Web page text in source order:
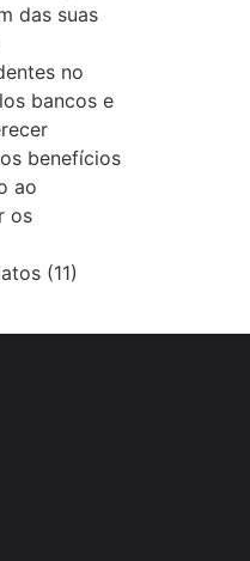
das suas
no
bancos e
benefícios
ao
os
(11)